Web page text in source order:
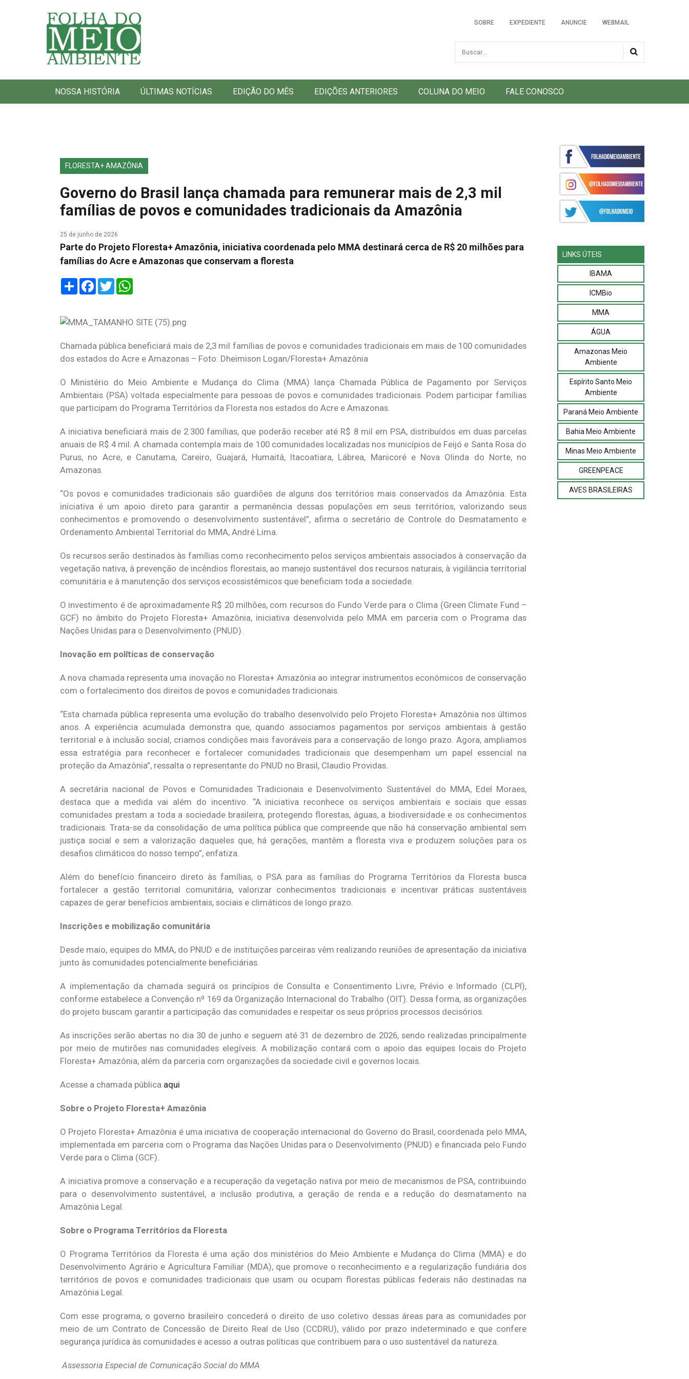
Folha do Meio Ambiente
SOBRE EXPEDIENTE ANUNCIE WEBMAIL
Busca
NOSSA HISTÓRIA ÚLTIMAS NOTÍCIAS EDIÇÃO DO MÊS EDIÇÕES ANTERIORES COLUNA DO MEIO FALE CONOSCO
FLORESTA+ AMAZÔNIA
Governo do Brasil lança chamada para remunerar mais de 2,3 mil
famílias de povos e comunidades tradicionais da Amazônia
25 de junho de 2026
Parte do Projeto Floresta+ Amazônia, iniciativa coordenada pelo MMA destinará cerca de R$ 20 milhões para
famílias do Acre e Amazonas que conservam a floresta
ShareFacebook
Twitter
Chamada pública beneficiará mais de 2,3 mil famílias de povos e comunidades tradicionais em mais de 100 comunidades
dos estados do Acre e Amazonas – Foto: Dheimison Logan/Floresta+ Amazônia
O Ministério do Meio Ambiente e Mudança do Clima (MMA) lança Chamada Pública de Pagamento por Serviços
Ambientais (PSA) voltada especialmente para pessoas de povos e comunidades tradicionais. Podem participar famílias
que participam do Programa Territórios da Floresta nos estados do Acre e Amazonas.
A iniciativa beneficiará mais de 2.300 famílias, que poderão receber até R$ 8 mil em PSA, distribuídos em duas parcelas
anuais de R$ 4 mil. A chamada contempla mais de 100 comunidades localizadas nos municípios de Feijó e Santa Rosa do
Purus, no Acre, e Canutama, Careiro, Guajará, Humaitá, Itacoatiara, Lábrea, Manicoré e Nova Olinda do Norte, no
Amazonas.
“Os povos e comunidades tradicionais são guardiões de alguns dos territórios mais conservados da Amazônia. Esta
iniciativa é um apoio direto para garantir a permanência dessas populações em seus territórios, valorizando seus
conhecimentos e promovendo o desenvolvimento sustentável”, afirma o secretário de Controle do Desmatamento e
Ordenamento Ambiental Territorial do MMA, André Lima.
Os recursos serão destinados às famílias como reconhecimento pelos serviços ambientais associados à conservação da
vegetação nativa, à prevenção de incêndios florestais, ao manejo sustentável dos recursos naturais, à vigilância territorial
comunitária e à manutenção dos serviços ecossistêmicos que beneficiam toda a sociedade.
O investimento é de aproximadamente R$ 20 milhões, com recursos do Fundo Verde para o Clima (Green Climate Fund –
GCF) no âmbito do Projeto Floresta+ Amazônia, iniciativa desenvolvida pelo MMA em parceria com o Programa das
Nações Unidas para o Desenvolvimento (PNUD).
Inovação em políticas de conservação
A nova chamada representa uma inovação no Floresta+ Amazônia ao integrar instrumentos econômicos de conservação
com o fortalecimento dos direitos de povos e comunidades tradicionais.
“Esta chamada pública representa uma evolução do trabalho desenvolvido pelo Projeto Floresta+ Amazônia nos últimos
anos. A experiência acumulada demonstra que, quando associamos pagamentos por serviços ambientais à gestão
territorial e à inclusão social, criamos condições mais favoráveis para a conservação de longo prazo. Agora, ampliamos
essa estratégia para reconhecer e fortalecer comunidades tradicionais que desempenham um papel essencial na
proteção da Amazônia”, ressalta o representante do PNUD no Brasil, Claudio Providas.
A secretária nacional de Povos e Comunidades Tradicionais e Desenvolvimento Sustentável do MMA, Edel Moraes,
destaca que a medida vai além do incentivo. “A iniciativa reconhece os serviços ambientais e sociais que essas
comunidades prestam a toda a sociedade brasileira, protegendo florestas, águas, a biodiversidade e os conhecimentos
tradicionais. Trata-se da consolidação de uma política pública que compreende que não há conservação ambiental sem
justiça social e sem a valorização daqueles que, há gerações, mantêm a floresta viva e produzem soluções para os
desafios climáticos do nosso tempo”, enfatiza.
Além do benefício financeiro direto às famílias, o PSA para as famílias do Programa Territórios da Floresta busca
fortalecer a gestão territorial comunitária, valorizar conhecimentos tradicionais e incentivar práticas sustentáveis
capazes de gerar benefícios ambientais, sociais e climáticos de longo prazo.
Inscrições e mobilização comunitária
Desde maio, equipes do MMA, do PNUD e de instituições parceiras vêm realizando reuniões de apresentação da iniciativa
junto às comunidades potencialmente beneficiárias.
A implementação da chamada seguirá os princípios de Consulta e Consentimento Livre, Prévio e Informado (CLPI),
conforme estabelece a Convenção nº 169 da Organização Internacional do Trabalho (OIT). Dessa forma, as organizações
do projeto buscam garantir a participação das comunidades e respeitar os seus próprios processos decisórios.
As inscrições serão abertas no dia 30 de junho e seguem até 31 de dezembro de 2026, sendo realizadas principalmente
por meio de mutirões nas comunidades elegíveis. A mobilização contará com o apoio das equipes locais do Projeto
Floresta+ Amazônia, além da parceria com organizações da sociedade civil e governos locais.
Acesse a chamada pública aqui
Sobre o Projeto Floresta+ Amazônia
O Projeto Floresta+ Amazônia é uma iniciativa de cooperação internacional do Governo do Brasil, coordenada pelo MMA,
implementada em parceria com o Programa das Nações Unidas para o Desenvolvimento (PNUD) e financiada pelo Fundo
Verde para o Clima (GCF).
A iniciativa promove a conservação e a recuperação da vegetação nativa por meio de mecanismos de PSA, contribuindo
para o desenvolvimento sustentável, a inclusão produtiva, a geração de renda e a redução do desmatamento na
Amazônia Legal.
Sobre o Programa Territórios da Floresta
O Programa Territórios da Floresta é uma ação dos ministérios do Meio Ambiente e Mudança do Clima (MMA) e do
Desenvolvimento Agrário e Agricultura Familiar (MDA), que promove o reconhecimento e a regularização fundiária dos
territórios de povos e comunidades tradicionais que usam ou ocupam florestas públicas federais não destinadas na
Amazônia Legal.
Com esse programa, o governo brasileiro concederá o direito de uso coletivo dessas áreas para as comunidades por
meio de um Contrato de Concessão de Direito Real de Uso (CCDRU), válido por prazo indeterminado e que confere
segurança jurídica às comunidades e acesso a outras políticas que contribuem para o uso sustentável da natureza.
Assessoria Especial de Comunicação Social do MMA
LINKS ÚTEIS
IBAMA
ICMBio
MMA
ÁGUA
Amazonas Meio
Ambiente
Espírito Santo Meio
Ambiente
Paraná Meio Ambiente
Bahia Meio Ambiente
Minas Meio Ambiente
GREENPEACE
AVES BRASILEIRAS